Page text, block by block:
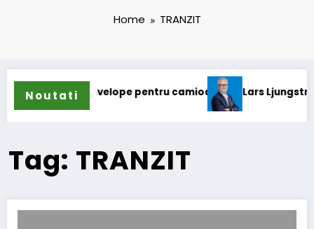
Home TRANZIT
Noutati
de anvelope pentru camioane Lars Ljungström a
Tag: TRANZIT